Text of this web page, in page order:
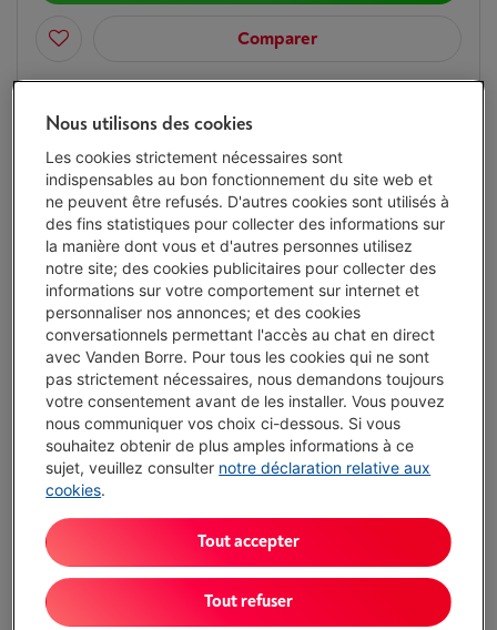
Comparer
Vanden Borre Life Gros électro
€ 14,99
Prolongez la durée de vie de vos appareils avec un seul
abonnement
Ce produit serait couvert15 ansaprès votre achat.
Plus d'infos
Atouts
Ouvre la porte automatiquement à la fin pour un meilleur
résultat de séchage
Faites un cycle complet en moins d'une heure
Les étagères sont confortables pour charger et
décharger.
Pas de dosage automatique de détergent pour lave-
Afficher toutes les caractéristiques
Nous utilisons des cookies
Les cookies strictement nécessaires sont
indispensables au bon fonctionnement du site web et
ne peuvent être refusés. D'autres cookies sont utilisés à
des fins statistiques pour collecter des informations sur
la manière dont vous et d'autres personnes utilisez
notre site; des cookies publicitaires pour collecter des
informations sur votre comportement sur internet et
personnaliser nos annonces; et des cookies
conversationnels permettant l'accès au chat en direct
avec Vanden Borre. Pour tous les cookies qui ne sont
pas strictement nécessaires, nous demandons toujours
votre consentement avant de les installer. Vous pouvez
nous communiquer vos choix ci-dessous. Si vous
souhaitez obtenir de plus amples informations à ce
sujet, veuillez consulter notre déclaration relative aux
cookies.
Tout refuser
Tout accepter